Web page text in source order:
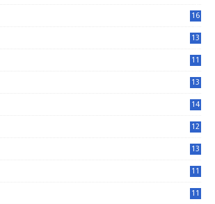
16
13
11
13
14
12
13
11
11